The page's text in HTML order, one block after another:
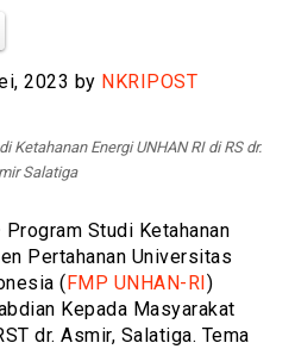
2023 by NKRIPOST
Ketahanan Energi UNHAN RI di RS dr.
Salatiga
Program Studi Ketahanan
Pertahanan Universitas
(FMP UNHAN-RI)
Kepada Masyarakat
dr. Asmir, Salatiga. Tema